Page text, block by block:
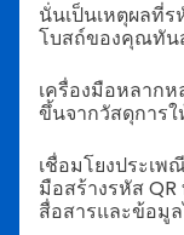
นั่นเป็นเหตุผลที่ร
โบสถ์ของคุณทัน
เครื่องมือหลาก
ขึ้นจากวัสดุการ
เชื่อมโยงประเพ
มือสร้างรหัส
สื่อสารและข้อมู